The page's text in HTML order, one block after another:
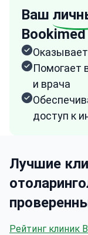
Ваш
Bookimed
Помогает
и врача
доступ к
Лучшие
Рейтинг клиник